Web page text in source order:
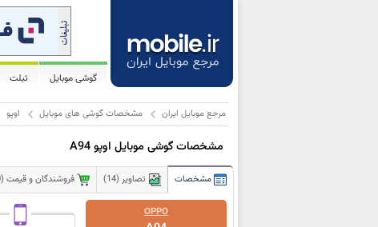
گوشی موبایل تبلت
مرجع موبایل ایران مشخصات گوشی های موبایل اوپو
مشخصات گوشی موبایل اوپو A94
مشخصات تصاویر (14) فروشندگان و قیمت (0)
OPPO